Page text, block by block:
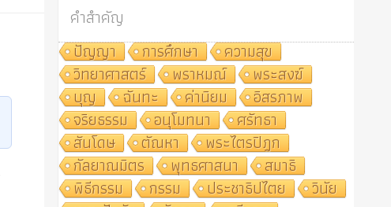
คำสำคัญ
ปัญญา
การศึกษา
ความสุข
วิทยาศาสตร์
พราหมณ์
พระสงฆ์
บุญ
ฉันทะ ค่านิยม
อิสรภาพ
จริยธรรม
อนุโมทนา
ศรัทธา
สันโดษ
ตัณหา
พระไตรปิฎก
กัลยาณมิตร
พุทธศาสนา
สมาธิ
พิธีกรรม
กรรม ประชาธิปไตย
วินัย